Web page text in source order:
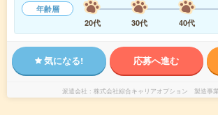
年齢層
20代
30代 40代
気になる! 応募へ進む
派遣会社 株式会社綜合キャリアオプション 製造事業